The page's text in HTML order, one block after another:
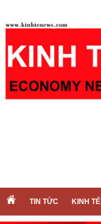
TIN TỨC KINH TẾ